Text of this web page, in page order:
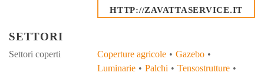
HTTP://ZAVATTASERVICE.IT
SETTORI
Settori coperti Coperture agricole
Gazebo
Luminarie
Palchi
Tensostrutture